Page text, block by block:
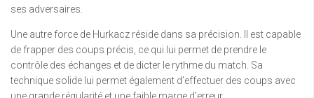
ses adversaires.
Une autre force de Hurkacz réside dans sa précision. Il est capable
de frapper des coups précis, ce qui lui permet de prendre le
contrôle des échanges et de dicter le rythme du match. Sa
technique solide lui permet également d’effectuer des coups avec